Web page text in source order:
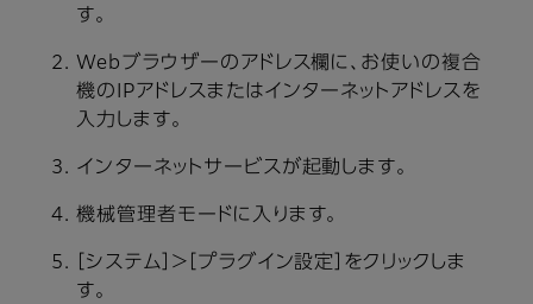
す。
Webブラウザーのアドレス欄に、お使いの複合
機のIPアドレスまたはインターネットアドレスを
入力します。
インターネットサービスが起動します。
機械管理者モードに入ります。
［システム］＞［プラグイン設定］をクリックしま
す。